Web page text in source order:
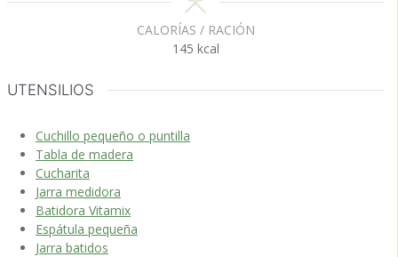
CALORÍAS / RACIÓN
145 kcal
UTENSILIOS
Cuchillo pequeño o puntilla
Tabla de madera
Cucharita
Jarra medidora
Batidora Vitamix
Espátula pequeña
Jarra batidos